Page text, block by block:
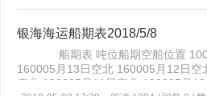
银海海运船期表2018/5/8
船期表 吨位船期空船位置
160005月13日空北 160005月12日
空北 190005月11日空北 190005月